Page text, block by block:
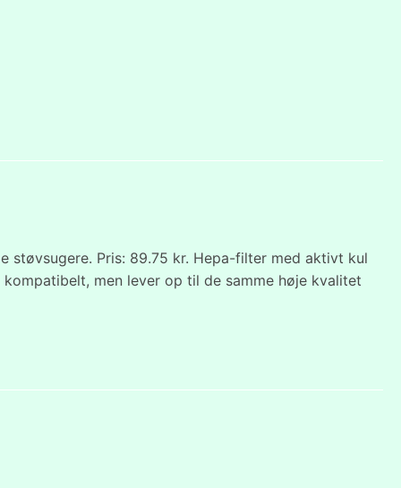
støvsugere. Pris: 89.75 kr. Hepa-filter med aktivt kul
men lever op til de samme høje kvalitet